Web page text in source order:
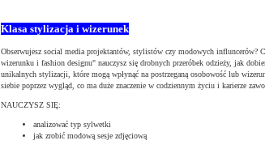
Klasa stylizacja i wizerunek
Obserwujesz social media projektantów, stylistów czy modowych influncerów?
wizerunku i fashion designu" nauczysz się drobnych przeróbek odzieży, jak
unikalnych stylizacji, które mogą wpłynąć na postrzeganą osobowość lub
siebie poprzez wygląd, co ma duże znaczenie w codziennym życiu i karierze
NAUCZYSZ SIĘ:
analizować typ sylwetki
jak zrobić modową sesje zdjęciową